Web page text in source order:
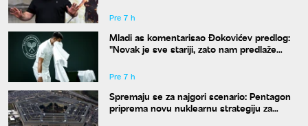
Pre 7 h
Mladi as komentarisao Đokovićev predlog:
"Novak je sve stariji, zato nam predlaže
Pre 7 h
Spremaju se za najgori scenario: Pentagon
priprema novu nuklearnu strategiju za